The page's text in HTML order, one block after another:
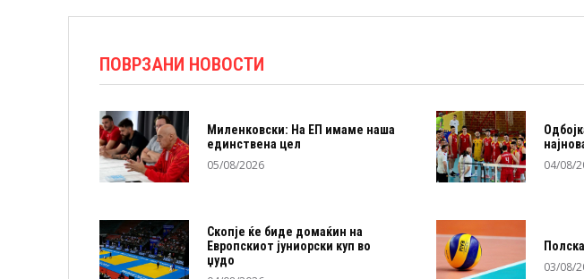
ПОВРЗАНИ НОВОСТИ
Миленковски: На ЕП имаме наша
единствена цел
05/08/2026 04/08/
Скопје ќе биде домаќин на
Европскиот јуниорски куп во
џудо
03/08/